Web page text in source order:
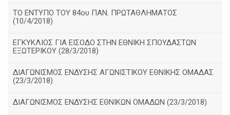
ΤΟ ΕΝΤΥΠΟ ΤΟΥ 84ου ΠΑΝ. ΠΡΩΤΑΘΛΗΜΑΤΟΣ
(10/4/2018)
ΕΓΚΥΚΛΙΟΣ ΓΙΑ ΕΙΣΟΔΟ ΣΤΗΝ ΕΘΝΙΚΗ ΣΠΟΥΔΑΣΤΩΝ
ΕΞΩΤΕΡΙΚΟΥ (28/3/2018)
ΔΙΑΓΩΝΙΣΜΟΣ ΕΝΔΥΣΗΣ ΑΓΩΝΙΣΤΙΚΟΥ ΕΘΝΙΚΗΣ ΟΜΑΔΑΣ
(23/3/2018)
ΔΙΑΓΩΝΙΣΜΟΣ ΕΝΔΥΣΗΣ ΕΘΝΙΚΩΝ ΟΜΑΔΩΝ (23/3/2018)